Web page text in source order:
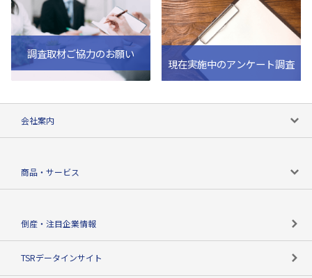
調査取材ご協力のお願い
現在実施中のアンケート調査
会社案内
商品・サービス
倒産・注目企業情報
TSRデータインサイト